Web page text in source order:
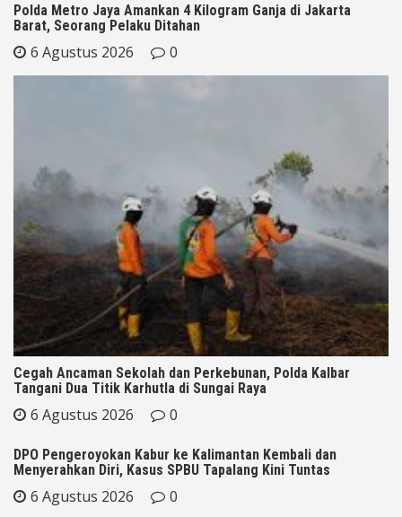
Polda Metro Jaya Amankan 4 Kilogram Ganja di Jakarta
Barat, Seorang Pelaku Ditahan
6 Agustus 2026 0
Cegah Ancaman Sekolah dan Perkebunan, Polda Kalbar
Tangani Dua Titik Karhutla di Sungai Raya
6 Agustus 2026 0
DPO Pengeroyokan Kabur ke Kalimantan Kembali dan
Menyerahkan Diri, Kasus SPBU Tapalang Kini Tuntas
6 Agustus 2026 0